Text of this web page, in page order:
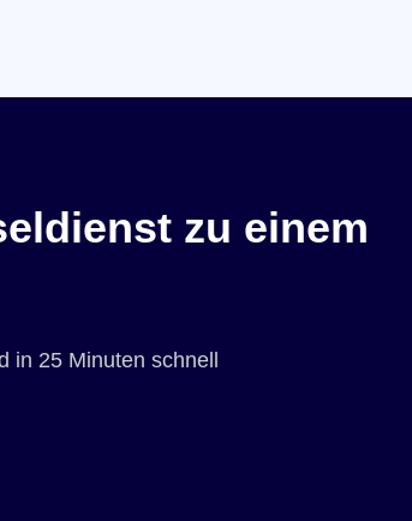
zu einem
in 25 Minuten schnell